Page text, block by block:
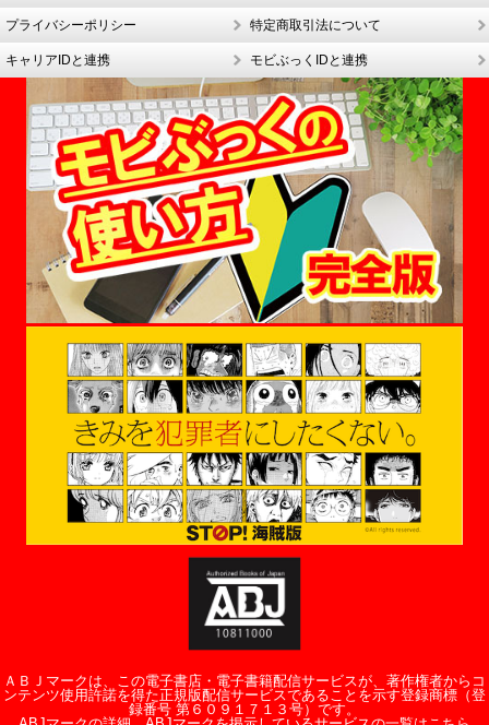
プライバシーポリシー 特定商取引法について
キャリアIDと連携 モビぶっくIDと連携
ＡＢＪマークは、この電子書店・電子書籍配信サービスが、著作権者からコ
ンテンツ使用許諾を得た正規版配信サービスであることを示す登録商標（登
録番号 第６０９１７１３号）です。